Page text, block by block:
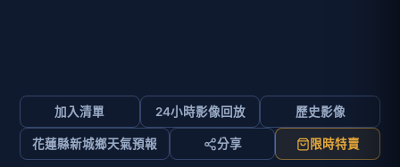
加入清單 24小時影像回放 歷史影像
花蓮縣新城鄉天氣預報 分享 限時特賣